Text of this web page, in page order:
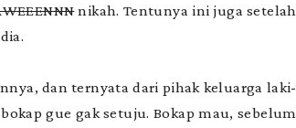
nikah. Tentunya ini juga setelah
dan ternyata dari pihak keluarga laki-
gue gak setuju. Bokap mau, sebelum